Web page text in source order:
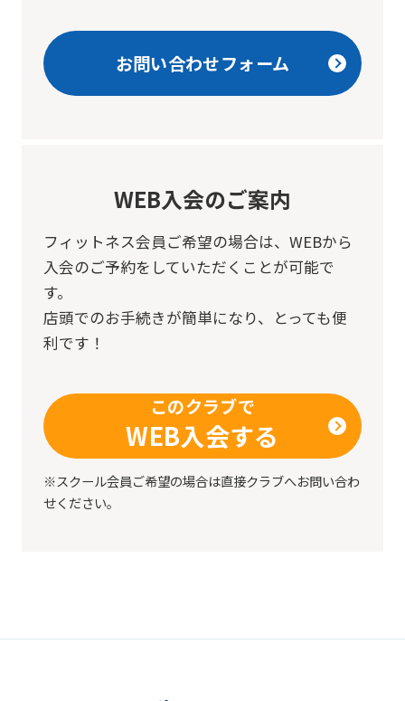
お問い合わせフォーム
WEB入会のご案内
フィットネス会員ご希望の場合は、 WEBから
入会のご予約をしていただくことが可能で
す。
店頭でのお手続きが簡単になり、とっても便
利です！
このクラブで
WEB入会する
※スクール会員ご希望の場合は直接クラブへお問い合わ
せください。